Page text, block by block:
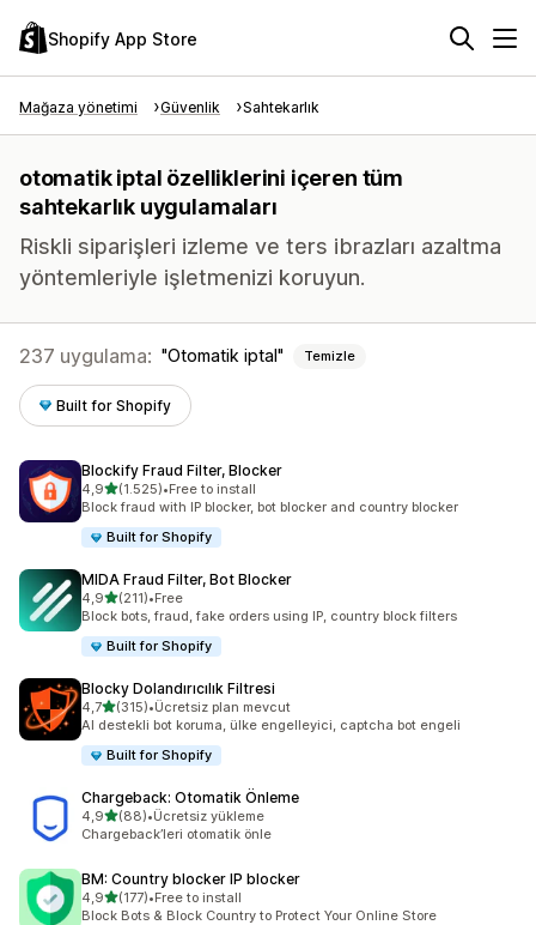
Shopify App Store
Mağaza yönetimi Güvenlik Sahtekarlık
otomatik iptal özelliklerini içeren tüm
sahtekarlık uygulamaları
Riskli siparişleri izleme ve ters ibrazları azaltma
yöntemleriyle işletmenizi koruyun.
237 uygulama: Otomatik iptal Temizle
Built for Shopify
Blockify Fraud Filter, Blocker
4,95 yıldız üzerinden
(1.525)
toplam 1525 değerlendirme
•Free to install
Block fraud with IP blocker, bot blocker and country blocker
Built for Shopify
MIDA Fraud Filter, Bot Blocker
4,95 yıldız üzerinden
(211)
toplam 211 değerlendirme
•Free
Block bots, fraud, fake orders using IP, country block filters
Built for Shopify
Blocky Dolandırıcılık Filtresi
4,75 yıldız üzerinden
(315)
toplam 315 değerlendirme
•Ücretsiz plan mevcut
AI destekli bot koruma, ülke engelleyici, captcha bot engeli
Built for Shopify
Chargeback: Otomatik Önleme
4,95 yıldız üzerinden
(88)
toplam 88 değerlendirme
•Ücretsiz yükleme
Chargeback’leri otomatik önle
BM: Country blocker IP blocker
4,95 yıldız üzerinden
(177)
toplam 177 değerlendirme
•Free to install
Block Bots & Block Country to Protect Your Online Store